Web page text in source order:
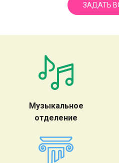
ЗАДАТЬ
Музыкальное
отделение